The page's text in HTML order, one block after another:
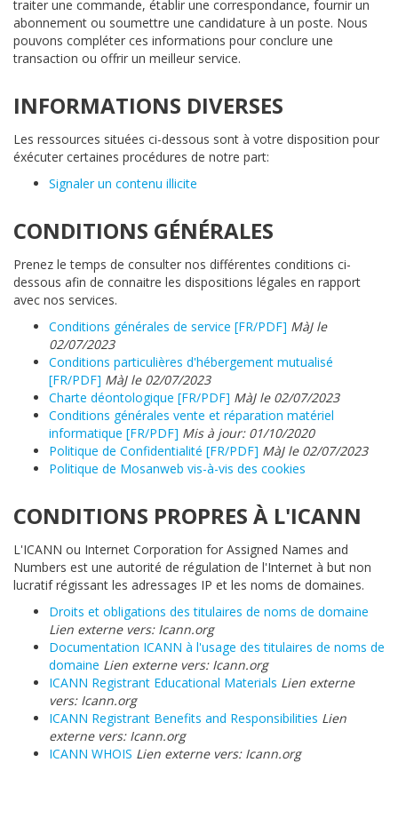
traiter une commande, établir une correspondance, fournir un
abonnement ou soumettre une candidature à un poste. Nous
pouvons compléter ces informations pour conclure une
transaction ou offrir un meilleur service.
INFORMATIONS DIVERSES
Les ressources situées ci-dessous sont à votre disposition pour
éxécuter certaines procédures de notre part:
Signaler un contenu illicite
CONDITIONS GÉNÉRALES
Prenez le temps de consulter nos différentes conditions ci-
dessous afin de connaitre les dispositions légales en rapport
avec nos services.
Conditions générales de service [FR/PDF] MàJ le
02/07/2023
Conditions particulières d'hébergement mutualisé
[FR/PDF] MàJ le 02/07/2023
Charte déontologique [FR/PDF] MàJ le 02/07/2023
Conditions générales vente et réparation matériel
informatique [FR/PDF] Mis à jour: 01/10/2020
Politique de Confidentialité [FR/PDF] MàJ le 02/07/2023
Politique de Mosanweb vis-à-vis des cookies
CONDITIONS PROPRES À L'ICANN
L'ICANN ou Internet Corporation for Assigned Names and
Numbers est une autorité de régulation de l'Internet à but non
lucratif régissant les adressages IP et les noms de domaines.
Droits et obligations des titulaires de noms de domaine
Lien externe vers: Icann.org
Documentation ICANN à l'usage des titulaires de noms de
domaine Lien externe vers: Icann.org
ICANN Registrant Educational Materials Lien externe
vers: Icann.org
ICANN Registrant Benefits and Responsibilities Lien
externe vers: Icann.org
ICANN WHOIS Lien externe vers: Icann.org